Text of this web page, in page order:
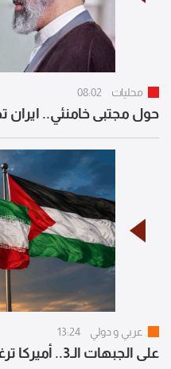
محليات 08:02
حول مجتبى خامنئي..
عربي و دولي 13:24
على الجبهات الـ3.. أميركا ترغب